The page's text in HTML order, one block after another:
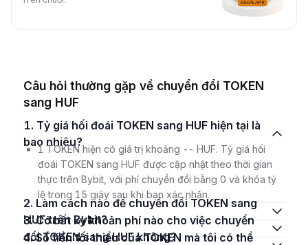
Câu hỏi thường gặp về chuyển đổi TOKEN
sang HUF
1. Tỷ giá hối đoái TOKEN sang HUF hiện tại là
bao nhiêu?
1 TOKEN hiện có giá trị khoảng -- HUF. Tỷ giá hối
đoái TOKEN sang HUF được cập nhật theo thời gian
thực trên Bybit, với phí chuyển đổi bằng 0 và khóa tỷ
lệ trong 15 giây sau khi bạn xác nhận.
2. Làm cách nào để chuyển đổi TOKEN sang
HUF trên Bybit?
3. Có bất kỳ khoản phí nào cho việc chuyển
đổi TOKEN sang HUF không?
4. Số tiền tối thiểu của TOKEN mà tôi có thể